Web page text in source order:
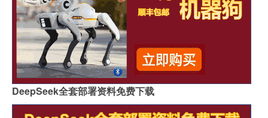
DeepSeek全套部署资料免费下载